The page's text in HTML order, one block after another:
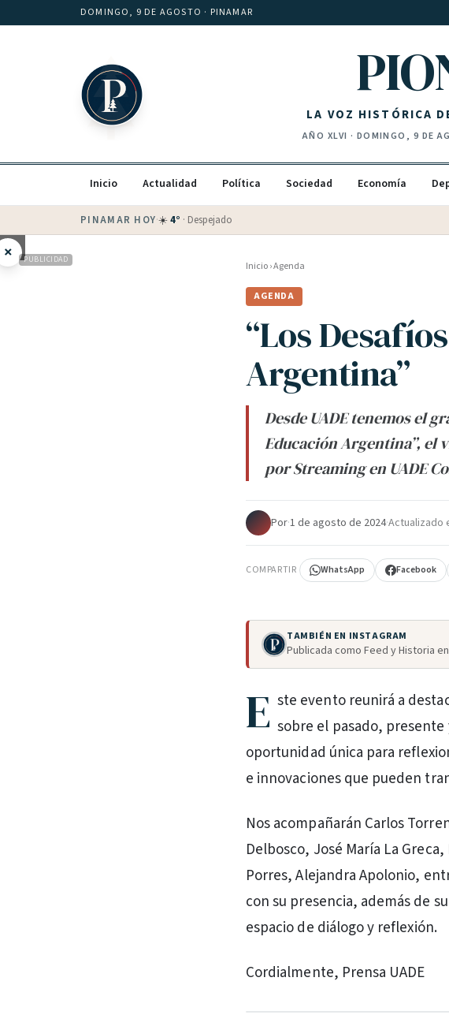
Saltar al contenidoDOMINGO, 9 DE AGOSTO · PINAMAR
LA VOZ HISTÓRICA
AÑO XLVI · DOMINGO, 9 DE
Inicio Actualidad Política Sociedad Economía
PINAMAR HOY·💵 Dólar blue$1525
× PUBLICIDAD Inicio›Agenda
AGENDA
“Los
Argentina”
Desde UADE tenemos el
Educación Argentina”, el
por Streaming en UADE
Por·1 de agosto de 2024·Actualizado
COMPARTIR WhatsApp Facebook
TAMBIÉN EN INSTAGRAM
Publicada como Feed y Historia en
E ste evento reunirá a
sobre el pasado,
oportunidad única para
e innovaciones que pueden
Nos acompañarán Carlos
Delbosco, José María La
Porres, Alejandra Apolonio,
con su presencia, además de
espacio de diálogo y reflexión.
Cordialmente, Prensa UADE